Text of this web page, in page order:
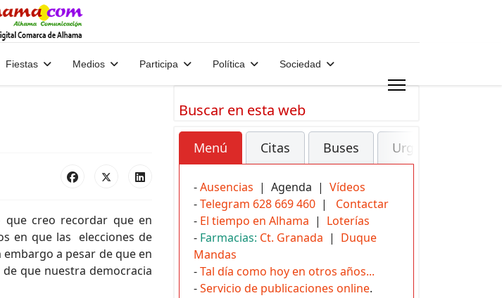
Fiestas Medios Participa Política Sociedad
que creo recordar que en
en que las elecciones de
a pesar de que en
que nuestra democracia
Buscar en esta web
Menú Citas Buses Urgencias
-Ausencias | Agenda | Vídeos
-Telegram 628 669 460 | Contactar
- El tiempo en Alhama | Loterías
- Farmacias: Ct. Granada | Duque
Mandas
-Tal día como hoy en otros años...
-Servicio de publicaciones online.